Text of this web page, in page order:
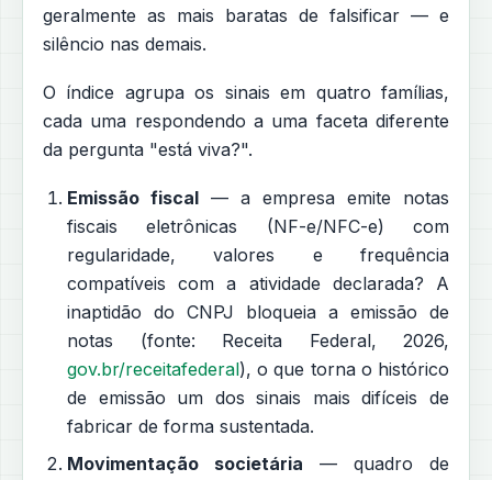
geralmente as mais baratas de falsificar — e
silêncio nas demais.
O índice agrupa os sinais em quatro famílias,
cada uma respondendo a uma faceta diferente
da pergunta "está viva?".
Emissão fiscal — a empresa emite notas
fiscais eletrônicas (NF-e/NFС-e) com
regularidade, valores e frequência
compatíveis com a atividade declarada? A
inaptidão do CNPJ bloqueia a emissão de
notas (fonte: Receita Federal, 2026,
gov.br/receitafederal), o que torna o histórico
de emissão um dos sinais mais difíceis de
fabricar de forma sustentada.
Movimentação societária — quadro de